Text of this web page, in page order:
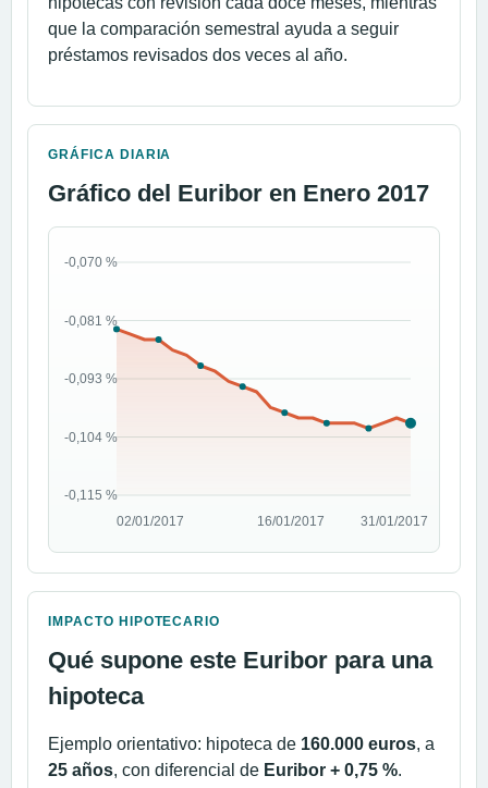
que la comparación semestral ayuda a seguir
préstamos revisados dos veces al año.
GRÁFICA DIARIA
Gráfico del Euribor en Enero 2017
IMPACTO HIPOTECARIO
Qué supone este Euribor para una
hipoteca
Ejemplo orientativo: hipoteca de 160.000 euros, a
25 años, con diferencial de Euribor + 0,75 %.